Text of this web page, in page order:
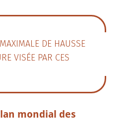
DE HAUSSE
VISÉE PAR CES
mondial des